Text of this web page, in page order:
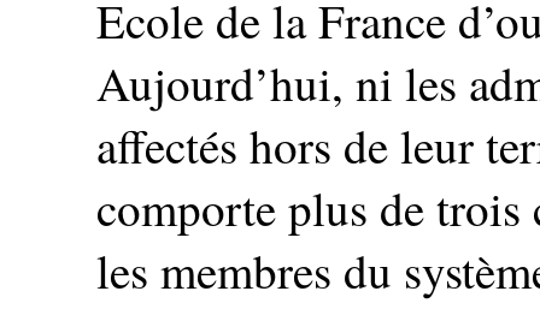
Ecole de la France
Aujourd’hui, ni les
affectés hors de leur
comporte plus de
les membres du